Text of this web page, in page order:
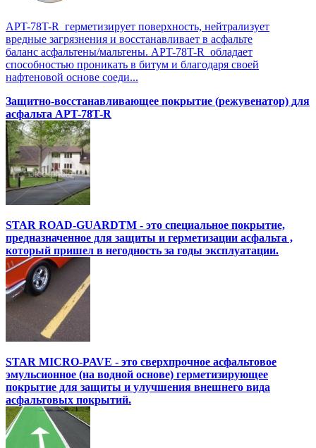
APT-78T-R герметизирует поверхность, нейтрализует
вредные загрязнения и восстанавливает в асфальте
баланс асфальтены/мальтены. APT-78T-R обладает
способностью проникать в битум и благодаря своей
нафтеновой основе соеди...
Защитно-восстанавливающее покрытие (режувенатор) для
асфальта APT-78T-R
STAR ROAD-GUARDTM - это специальное покрытие,
предназначенное для защиты и герметизации асфальта ,
который пришел в негодность за годы эксплуатации.
STAR MICRO-PAVE - это сверхпрочное асфальтовое
эмульсионное (на водной основе) герметизирующее
покрытие для защиты и улучшения внешнего вида
асфальтовых покрытий.